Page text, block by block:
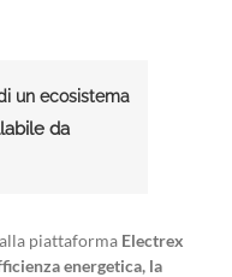
un ecosistema
da
piattaforma Electrex
energetica, la